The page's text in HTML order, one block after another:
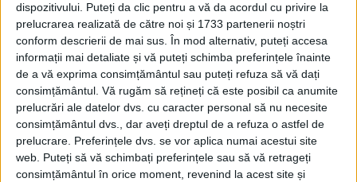
dispozitivului. Puteți da clic pentru a vă da acordul cu privire la
prelucrarea realizată de către noi și 1733 partenerii noștri
conform descrierii de mai sus. În mod alternativ, puteți accesa
informații mai detaliate și vă puteți schimba preferințele înainte
de a vă exprima consimțământul sau puteți refuza să vă dați
consimțământul. Vă rugăm să rețineți că este posibil ca anumite
prelucrări ale datelor dvs. cu caracter personal să nu necesite
consimțământul dvs., dar aveți dreptul de a refuza o astfel de
prelucrare. Preferințele dvs. se vor aplica numai acestui site
web. Puteți să vă schimbați preferințele sau să vă retrageți
consimțământul în orice moment, revenind la acest site și
Constatând că toate insistențele sale nu au
dus la niciun rezultat, dr. Mangu a chemat
în judecată pe Ioneasca pentru ca instanța
să o condamne a-i confecționa un alt
palton de aceeași calitate și valoare și în
plus să-i mai achite daune în sumă de un
milion lei.